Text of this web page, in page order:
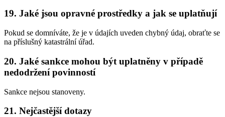
19. Jaké jsou opravné prostředky a jak se uplatňují
Pokud se domníváte, že je v údajích uveden chybný údaj, obraťte se
na příslušný katastrální úřad.
20. Jaké sankce mohou být uplatněny v případě
nedodržení povinností
Sankce nejsou stanoveny.
21. Nejčastější dotazy